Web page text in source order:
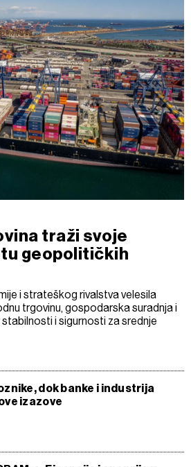
traži svoje
geopolitičkih
i strateškog rivalstva velesila
trgovinu, gospodarska suradnja i
i sigurnosti za srednje
dok banke i industrija
izazove